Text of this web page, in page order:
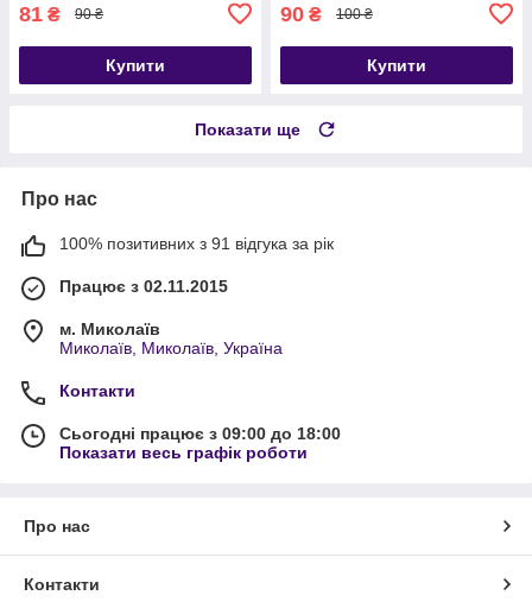
81 ₴ 90 ₴
Купити
90 ₴ 100 ₴
Купити
Показати ще
Про нас
100% позитивних з 91 відгука за рік
Працює з 02.11.2015
м. Миколаїв
Миколаїв, Миколаїв, Україна
Контакти
Сьогодні працює з 09:00 до 18:00
Показати весь графік роботи
Про нас
Контакти